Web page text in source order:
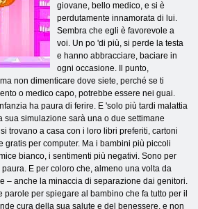
giovane, bello medico, e si è
perdutamente innamorata di lui.
Sembra che egli è favorevole a
voi. Un po 'di più, si perde la testa
e hanno abbracciare, baciare in
ogni occasione. Il punto,
non dimenticare dove siete, perché se ti
o medico capo, potrebbe essere nei guai.
ha paura di ferire. E 'solo più tardi malattia
sua simulazione sarà una o due settimane
trovano a casa con i loro libri preferiti, cartoni
gratis per computer. Ma i bambini più piccoli
bianco, i sentimenti più negativi. Sono per
E per coloro che, almeno una volta da
– anche la minaccia di separazione dai genitori.
parole per spiegare al bambino che fa tutto per il
cura della sua salute e del benessere, e non